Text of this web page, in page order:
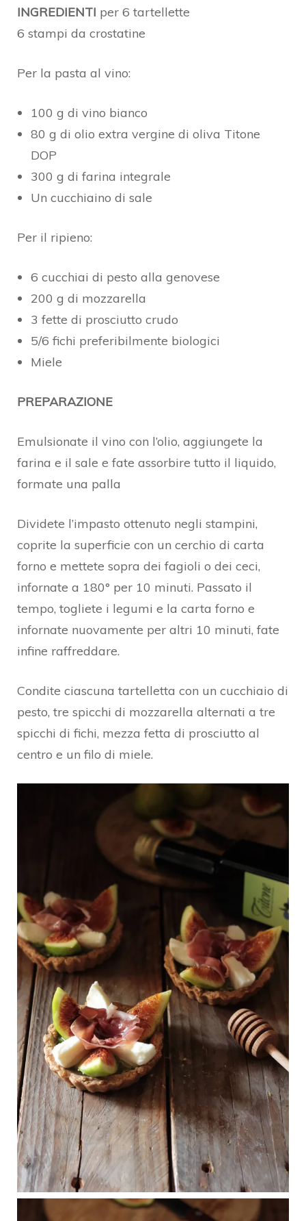
INGREDIENTI per 6 tartellette
6 stampi da crostatine
Per la pasta al vino:
100 g di vino bianco
80 g di olio extra vergine di oliva Titone
DOP
300 g di farina integrale
Un cucchiaino di sale
Per il ripieno:
6 cucchiai di pesto alla genovese
200 g di mozzarella
3 fette di prosciutto crudo
5/6 fichi preferibilmente biologici
Miele
PREPARAZIONE
Emulsionate il vino con l’olio, aggiungete la
farina e il sale e fate assorbire tutto il liquido,
formate una palla
Dividete l’impasto ottenuto negli stampini,
coprite la superficie con un cerchio di carta
forno e mettete sopra dei fagioli o dei ceci,
infornate a 180° per 10 minuti. Passato il
tempo, togliete i legumi e la carta forno e
infornate nuovamente per altri 10 minuti, fate
infine raffreddare.
Condite ciascuna tartelletta con un cucchiaio di
pesto, tre spicchi di mozzarella alternati a tre
spicchi di fichi, mezza fetta di prosciutto al
centro e un filo di miele.